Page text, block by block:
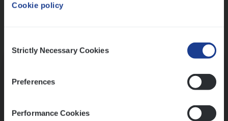
Cookie policy
Selection
Strictly Necessary Cookies
Preferences
Performance Cookies